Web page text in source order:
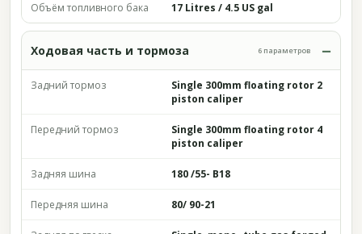
Объём топливного бака 17 Litres / 4.5 US gal
Ходовая часть и тормоза 6 параметров
Задний тормоз
Single 300mm floating rotor 2
piston caliper
Передний тормоз
Single 300mm floating rotor 4
piston caliper
Задняя шина 180 /55- B18
Передняя шина 80/ 90-21